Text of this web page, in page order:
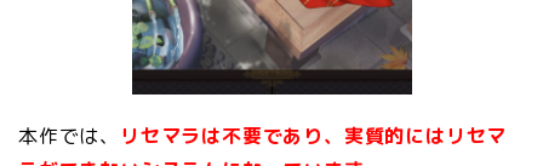
本作では、 リセマラは不要であり、実質的にはリセマ